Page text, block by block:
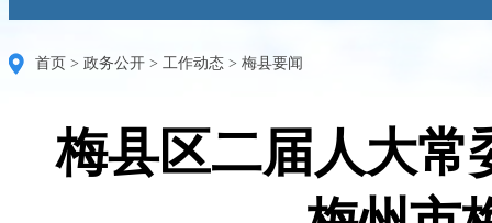
首页 > 政务公开 > 工作动态 > 梅县要闻
梅县区二届人大常